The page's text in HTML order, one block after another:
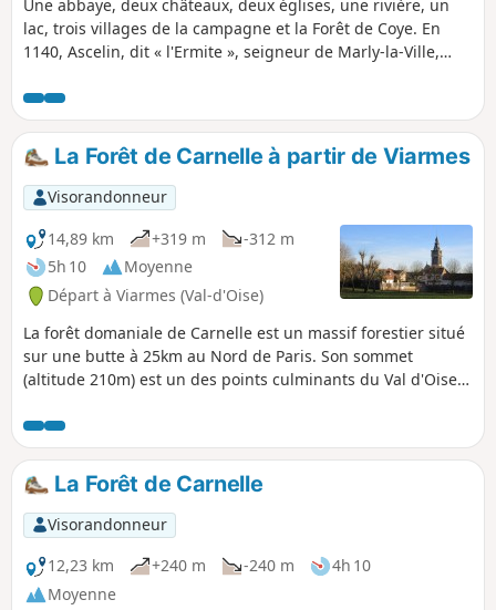
Une abbaye, deux châteaux, deux églises, une rivière, un
lac, trois villages de la campagne et la Forêt de Coye. En
1140, Ascelin, dit « l'Ermite », seigneur de Marly-la-Ville,
inhospitalier (locum horroris et vaste solituninis) baptisé
Herremivallis, le val de l'ermite. Une partie du terrain lui
appartenait déjà, et les comtes de Beaumont et Clermont lui
cèdent volontiers les autres terres. Rejoint par d’autres
compagnons, ils défrichent le terrain situé dans une
dépression boisée formant vallon dans lequel coulent
plusieurs sources, et fondent l'abbaye d'Hérivaux.
La Forêt de Carnelle à partir de Viarmes
Visorandonneur
14,89 km
+319 m
-312 m
5h 10
Moyenne
Départ à Viarmes (Val-d'Oise)
La forêt domaniale de Carnelle est un massif forestier situé
sur une butte à 25km au Nord de Paris. Son sommet
(altitude 210m) est un des points culminants du Val d'Oise.
agréables de la région. Le parcours de cette randonnée suit
en partie le flanc Nord du massif et permet de découvrir
quelques particularités intéressantes de la forêt et de ses
abords.La Forêt de Carnelle
Visorandonneur
12,23 km
+240 m -240 m
4h 10
Moyenne